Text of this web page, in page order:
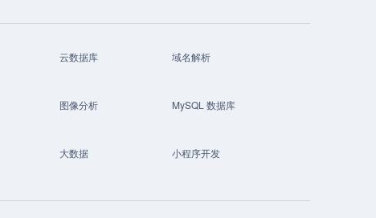
云数据库
域名解析
图像分析
MySQL 数据库
大数据
小程序开发